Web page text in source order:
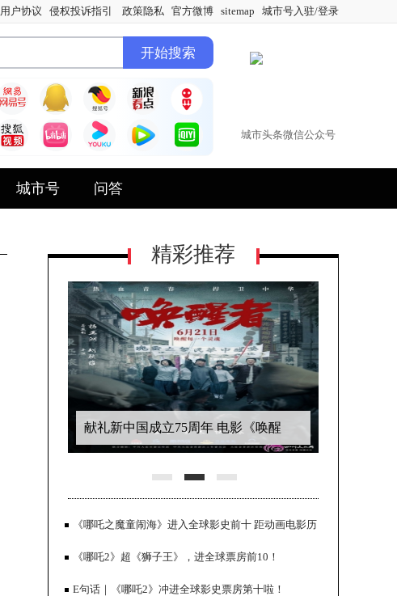
用户协议 侵权投诉指引 政策隐私 官方微博 sitemap 城市号入驻/登录
城市头条微信公众号
城市号 问答
精彩推荐
献礼新中国成立75周年 电影《唤醒
《哪吒之魔童闹海》进入全球影史前十 距动画电影历
史第一仅一步之遥
《哪吒2》超《狮子王》，进全球票房前10！
E句话｜《哪吒2》冲进全球影史票房第十啦！